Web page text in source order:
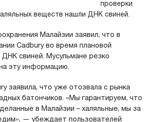
проверки
веществ нашли ДНК свиней.
Малайзии заявил, что в
Cadbury во время плановой
свиней. Мусульмане резко
эту информацию.
заявила, что уже отозвала с рынка
батончиков. «Мы гарантируем, что
в Малайзии – халяльные, мы за
— убеждает пользователей